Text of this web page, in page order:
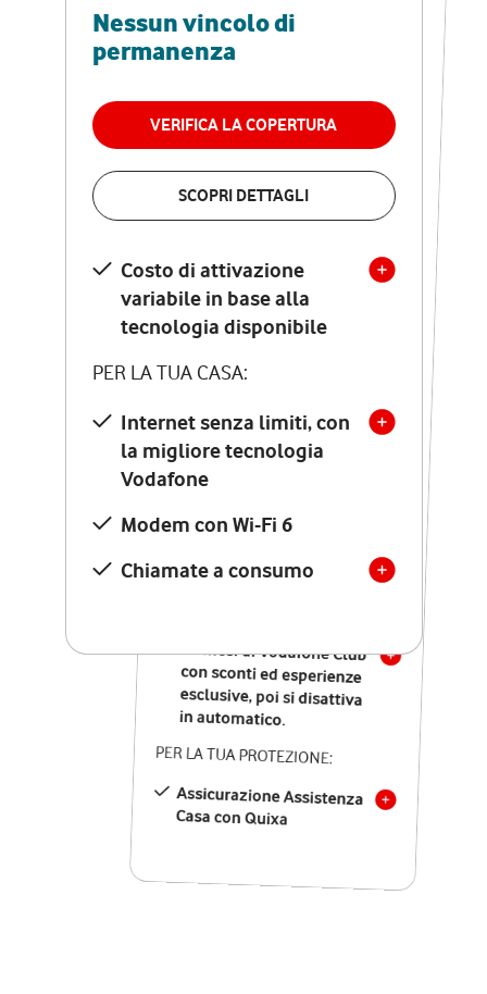
Nessun vincolo di
permanenza
VERIFICA LA COPERTURA
SCOPRI DETTAGLI
Costo di attivazione
variabile in base alla
tecnologia disponibile
PER LA TUA CASA:
Internet senza limiti, con
la migliore tecnologia
Vodafone
Modem con Wi-Fi 6
Chiamate a consumo
RETE FISSA + VODAFONE CLUB
29,95€
permanenza
VERIFICA LA COPERTURA
Costo di attivazione
variabile in base alla
tecnologia disponibile
PER LA TUA CASA:
Internet senza limiti, con
la migliore tecnologia
Vodafone
Modem Seven con Wi-Fi 7
Chiamate illimitate verso
numeri fissi e mobili
nazionali
12 mesi di Vodafone Club
con sconti ed esperienze
esclusive, poi si disattiva
in automatico.
PER LA TUA PROTEZIONE:
Assicurazione Assistenza
Casa con Quixa